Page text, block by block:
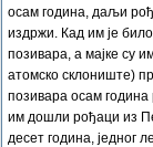
осам година, даљи
издржи. Кад им је
позивара, а мајке су
атомско склониште)
позивара осам година
им дошли рођаци из
десет година, једног